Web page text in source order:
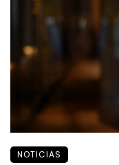
NOTICIAS